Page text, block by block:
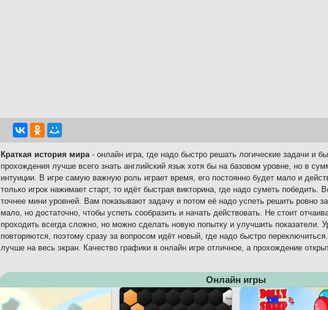
Краткая история мира- онлайн игра, где надо быстро решать логические задачи и
прохождения лучше всего знать английский язык хотя бы на базовом уровне, но в
интуиции. В игре самую важную роль играет время, его постоянно будет мало и
только игрок нажимает старт, то идёт быстрая викторина, где надо суметь победить.
точнее мини уровней. Вам показывают задачу и потом её надо успеть решить ровно
мало, но достаточно, чтобы успеть сообразить и начать действовать. Не стоит
проходить всегда сложно, но можно сделать новую попытку и улучшить показатели.
повторяются, поэтому сразу за вопросом идёт новый, где надо быстро
лучше на весь экран. Качество графики в онлайн игре отличное, а прохождение
Онлайн игры